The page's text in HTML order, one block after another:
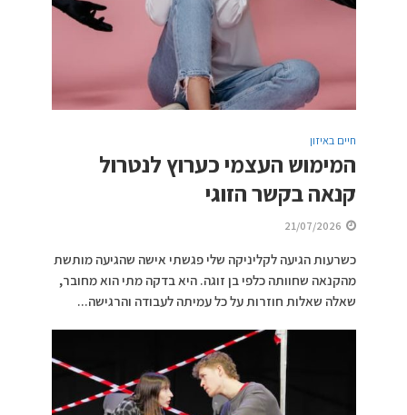
חיים באיזון
המימוש העצמי כערוץ לנטרול
קנאה בקשר הזוגי
21/07/2026
כשרעות הגיעה לקליניקה שלי פגשתי אישה שהגיעה מותשת
מהקנאה שחוותה כלפי בן זוגה. היא בדקה מתי הוא מחובר,
שאלה שאלות חוזרות על כל עמיתה לעבודה והרגישה...